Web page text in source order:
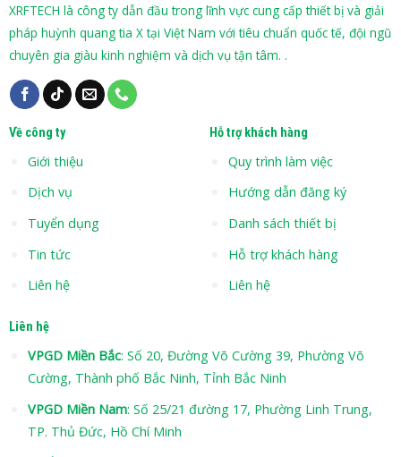
XRFTECH là công ty dẫn đầu trong lĩnh vực cung cấp thiết bị và giải
pháp huỳnh quang tia X tại Việt Nam với tiêu chuẩn quốc tế, đội ngũ
chuyên gia giàu kinh nghiệm và dịch vụ tận tâm. .
Về công ty
Giới thiệu
Dịch vụ
Tuyển dụng
Tin tức
Liên hệ
Hỗ trợ khách hàng
Quy trình làm việc
Hướng dẫn đăng ký
Danh sách thiết bị
Hỗ trợ khách hàng
Liên hệ
Liên hệ
VPGD Miền Bắc: Số 20, Đường Võ Cường 39, Phường Võ
Cường, Thành phố Bắc Ninh, Tỉnh Bắc Ninh
VPGD Miền Nam: Số 25/21 đường 17, Phường Linh Trung,
TP. Thủ Đức, Hồ Chí Minh